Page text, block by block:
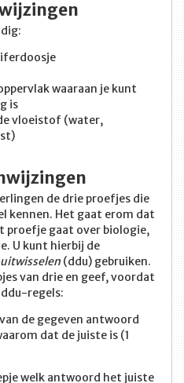
waaraan je kunt
is
vloeistof (water,
de drie proefjes die
kennen. Het gaat erom dat
proefje gaat over biologie,
U kunt hierbij de
(ddu) gebruiken.
van drie en geef, voordat
regels:
de gegeven antwoord
dat de juiste is (1
welk antwoord het juiste